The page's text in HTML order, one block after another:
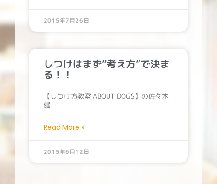
2015年7月26日
しつけはまず”考え方”で決ま
る！！
【しつけ方教室 ABOUT DOGS】の佐々木
健
Read More »
2015年6月12日